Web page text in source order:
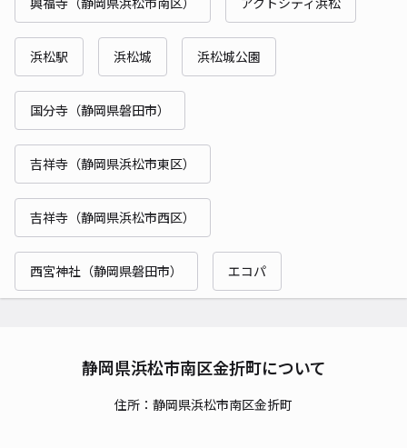
浜松駅 浜松城 浜松城公園
国分寺（静岡県磐田市）
吉祥寺（静岡県浜松市東区）
吉祥寺（静岡県浜松市西区）
西宮神社（静岡県磐田市） エコパ
静岡県浜松市南区金折町について
住所：静岡県浜松市南区金折町